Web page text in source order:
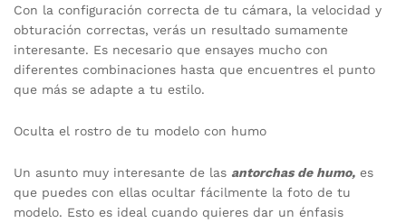
Con la configuración correcta de tu cámara, la velocidad y
obturación correctas, verás un resultado sumamente
interesante. Es necesario que ensayes mucho con
diferentes combinaciones hasta que encuentres el punto
que más se adapte a tu estilo.
Oculta el rostro de tu modelo con humo
Un asunto muy interesante de las antorchas de humo, es
que puedes con ellas ocultar fácilmente la foto de tu
modelo. Esto es ideal cuando quieres dar un énfasis